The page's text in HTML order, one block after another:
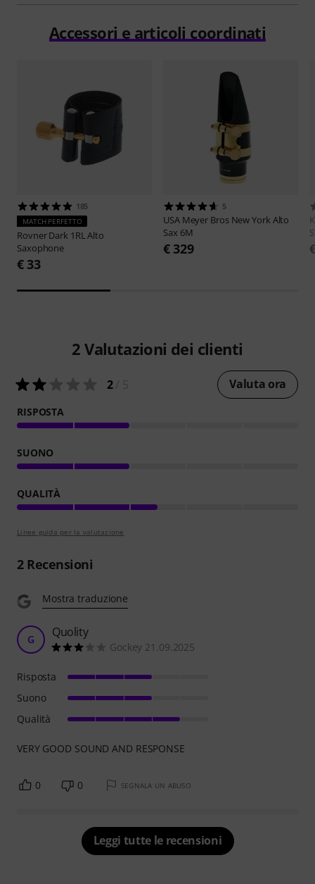
Accessori e articoli coordinati
185
MATCH PERFETTO
RovnerDark 1RL Alto
Saxophone
€ 33
5
USA Meyer Bros New York Alto
Sax 6M
€ 329
2 Valutazioni dei clienti
2/ 5 Valuta ora
RISPOSTA
SUONO
QUALITÀ
Linee guida per la valutazione
2Recensioni
Mostra traduzione
G Quolity
Gockey 21.09.2025
VERY GOOD SOUND AND RESPONSE
Risposta
Suono
Qualità
0 0 SEGNALA UN ABUSO
Leggi tutte le recensioni